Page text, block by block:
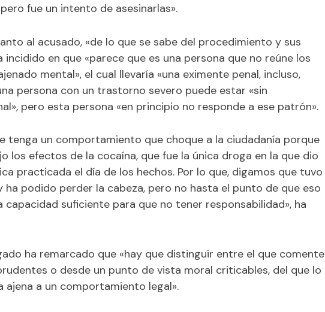
fue un intento de asesinarlas».
al acusado, «de lo que se sabe del procedimiento y sus
incidido en que «parece que es una persona que no reúne los
mental», el cual llevaría «una eximente penal, incluso,
persona con un trastorno severo puede estar «sin
pero esta persona «en principio no responde a ese patrón».
tenga un comportamiento que choque a la ciudadanía porque
los efectos de la cocaína, que fue la única droga en la que dio
practicada el día de los hechos. Por lo que, digamos que tuvo
ha podido perder la cabeza, pero no hasta el punto de que eso
capacidad suficiente para que no tener responsabilidad», ha
ha remarcado que «hay que distinguir entre el que comente
o desde un punto de vista moral criticables, del que lo
ajena a un comportamiento legal».